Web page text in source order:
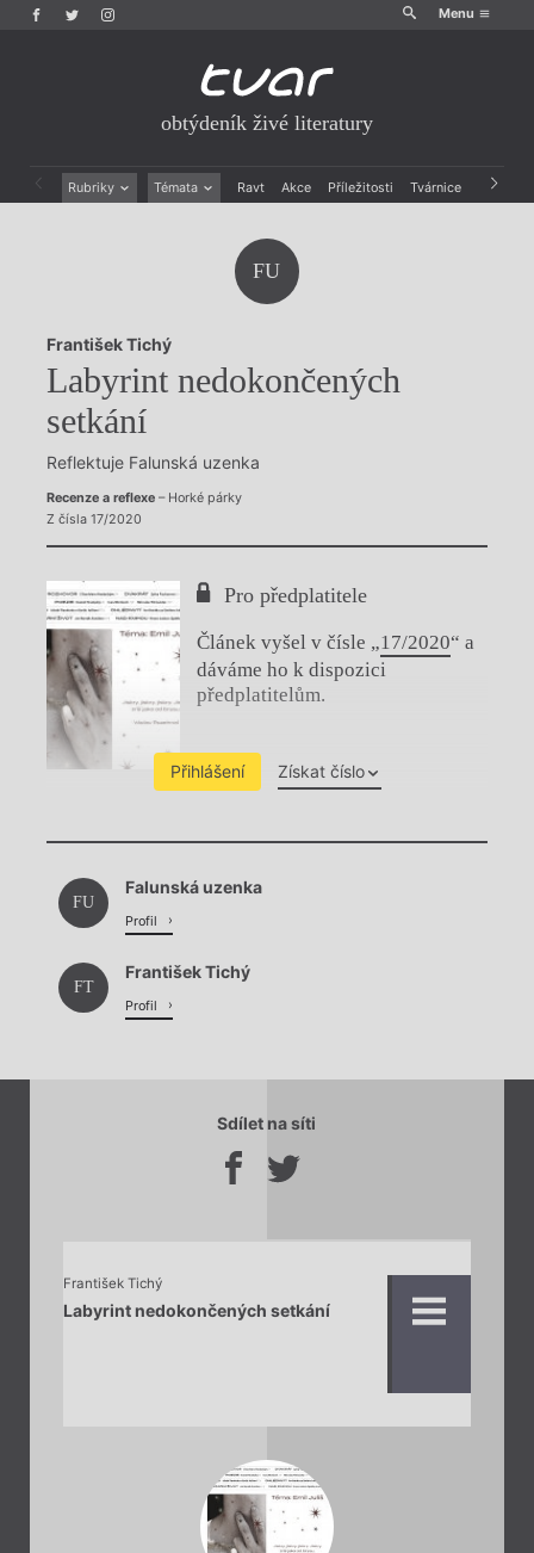
Menu
obtýdeník živé literatury
Rubriky Témata Ravt Akce Příležitosti Tvárnice Archiv
Rozhovory
Dokument
Výroční ceny
FU
František Tichý
Labyrint nedokončených
setkání
Reflektuje Falunská uzenka
Recenze a reflexe– Horké párky
Z čísla 17/2020
Pro předplatitele
Článek vyšel v čísle „17/2020“ a
dáváme ho k dispozici
předplatitelům.
Přihlášení Získat číslo
Chviličku.
Načítá se.
FU
Falunská uzenka
Profil
FT
František Tichý
Profil
Sdílet na síti
František Tichý
Labyrint nedokončených setkání